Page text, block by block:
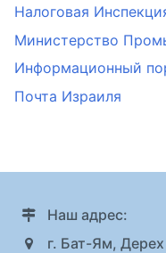
Налоговая
Министерство
Информационный
Почта Израиля
Наш адрес:
г. Бат-Ям,